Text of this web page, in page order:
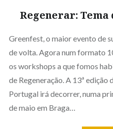
Regenerar: Tema
Greenfest, o maior evento de
de volta. Agora num formato
os workshops a que fomos
de Regeneração. A 13ª
Portugal irá decorrer, numa
de maio em Braga…